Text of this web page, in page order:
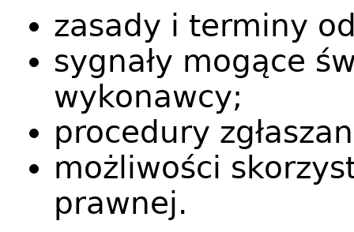
zasady i terminy
sygnały mogące
wykonawcy;
procedury
możliwości
prawnej.